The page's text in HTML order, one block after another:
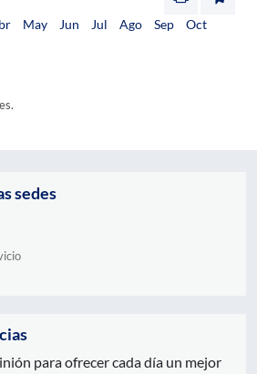
May Jun Jul Ago Sep
Oct
sedes
para ofrecer cada día un mejor